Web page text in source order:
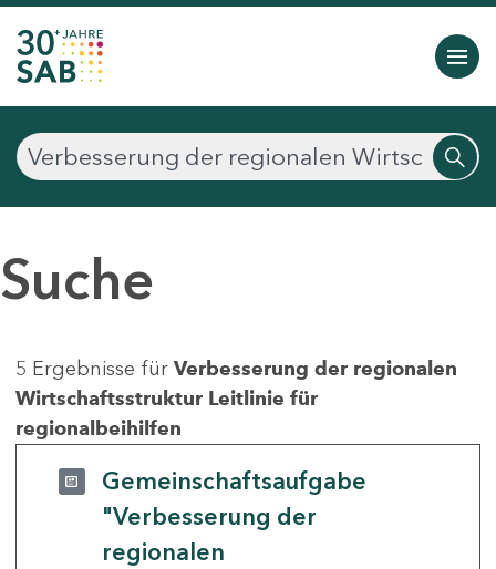
Suche
5 Ergebnisse für Verbesserung der regionalen
Wirtschaftsstruktur Leitlinie für
regionalbeihilfen
Gemeinschaftsaufgabe
"Verbesserung der
regionalen